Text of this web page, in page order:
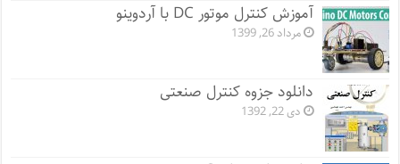
آموزش کنترل موتور DC با آردوینو
مرداد 26, 1399
دانلود جزوه کنترل صنعتی
دی 22, 1392